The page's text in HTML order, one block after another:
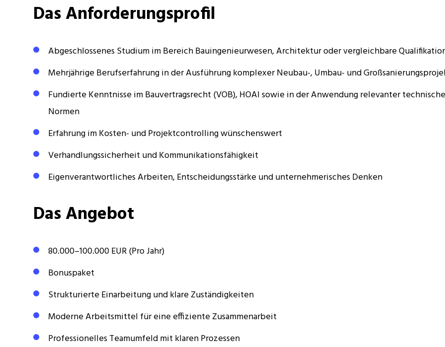
Das Anforderungsprofil
Abgeschlossenes Studium im Bereich Bauingenieurwesen, Architektur oder vergleichbare
Mehrjährige Berufserfahrung in der Ausführung komplexer Neubau-, Umbau- und
Fundierte Kenntnisse im Bauvertragsrecht (VOB), HOAI sowie in der Anwendung relevanter
Normen
Erfahrung im Kosten- und Projektcontrolling wünschenswert
Verhandlungssicherheit und Kommunikationsfähigkeit
Eigenverantwortliches Arbeiten, Entscheidungsstärke und unternehmerisches Denken
Das Angebot
80.000–100.000 EUR (Pro Jahr)
Bonuspaket
Strukturierte Einarbeitung und klare Zuständigkeiten
Moderne Arbeitsmittel für eine effiziente Zusammenarbeit
Professionelles Teamumfeld mit klaren Prozessen